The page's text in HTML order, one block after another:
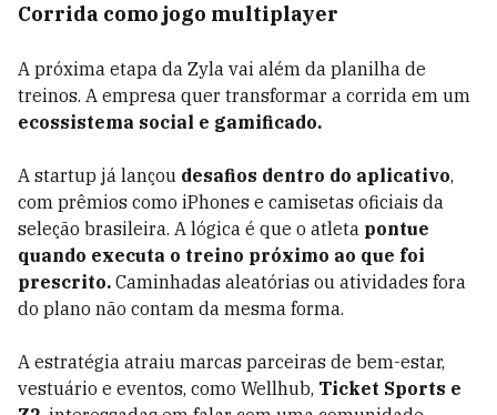
Corrida como jogo multiplayer
A próxima etapa da Zyla vai além da planilha de
treinos. A empresa quer transformar a corrida em um
ecossistema social e gamificado.
A startup já lançou desafios dentro do aplicativo,
com prêmios como iPhones e camisetas oficiais da
seleção brasileira. A lógica é que o atleta pontue
quando executa o treino próximo ao que foi
prescrito. Caminhadas aleatórias ou atividades fora
do plano não contam da mesma forma.
A estratégia atraiu marcas parceiras de bem-estar,
vestuário e eventos, como Wellhub, Ticket Sports e